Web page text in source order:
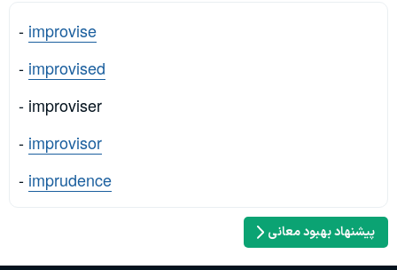
- improvise
- improvised
- improviser
- improvisor
- imprudence
پیشنهاد بهبود معانی